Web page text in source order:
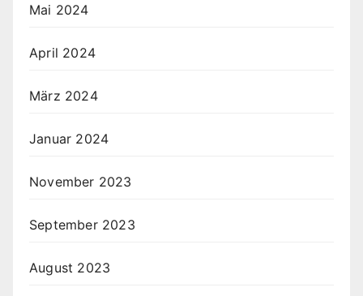
Mai 2024
April 2024
März 2024
Januar 2024
November 2023
September 2023
August 2023